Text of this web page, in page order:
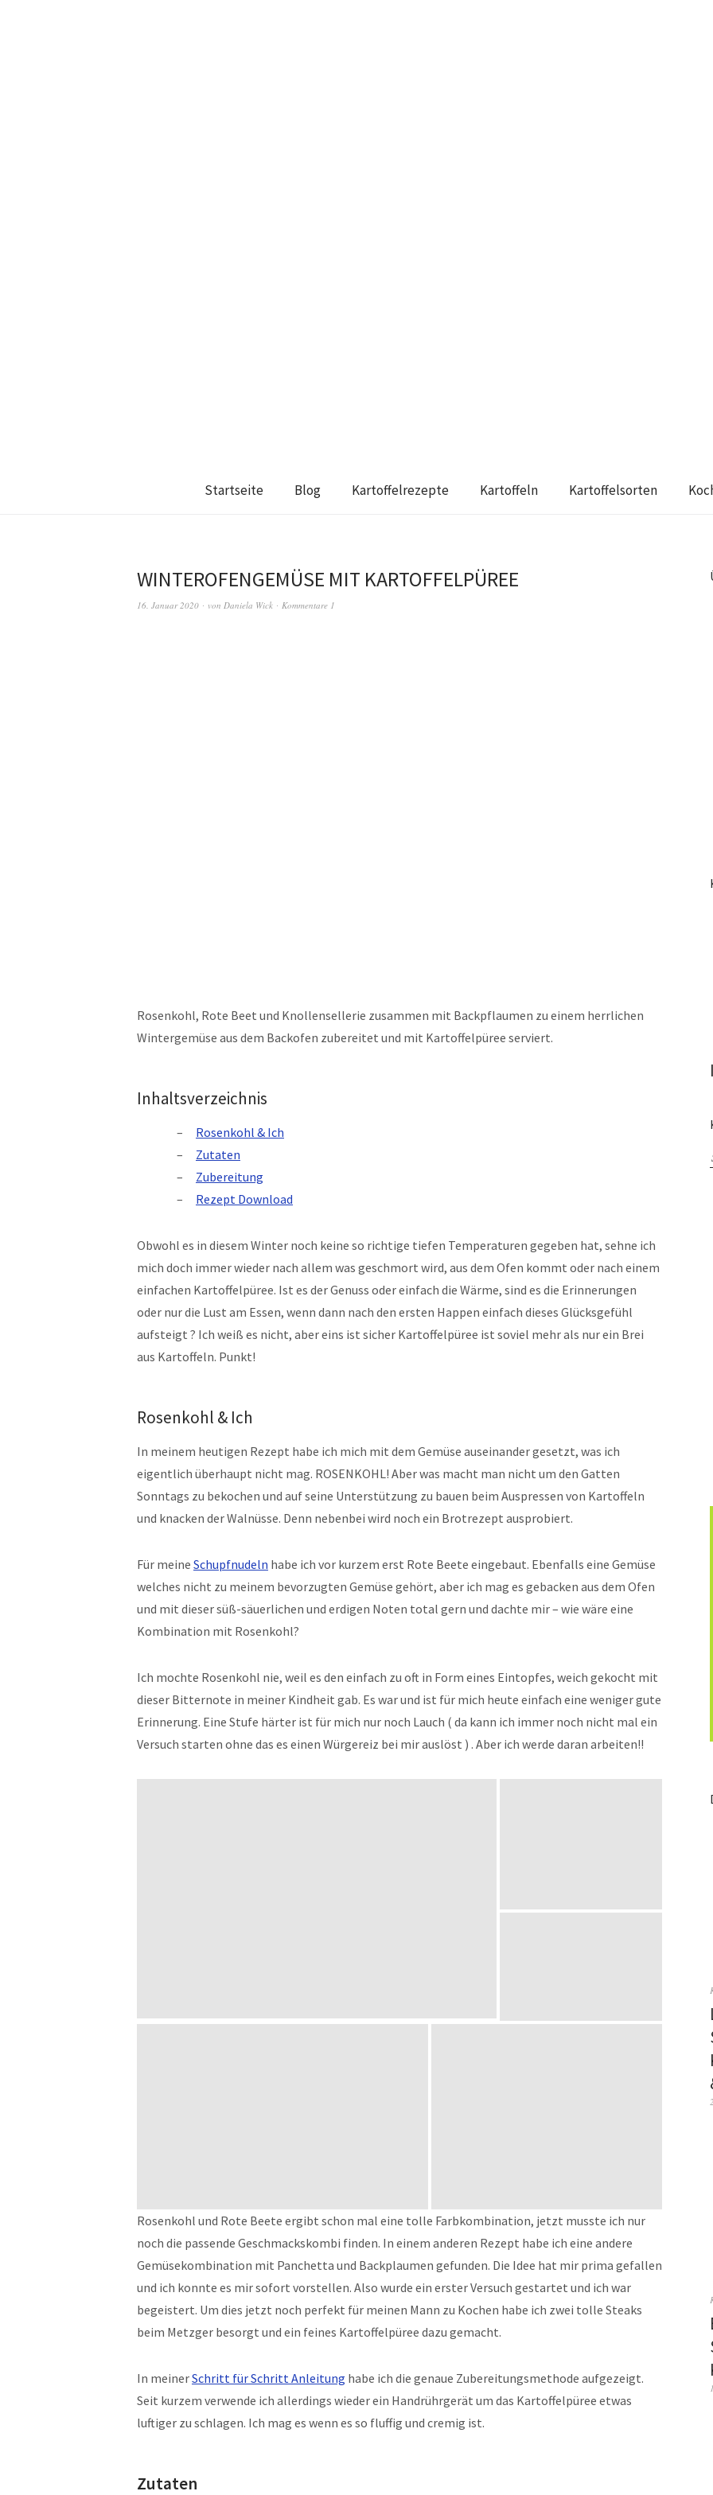
Startseite Blog Kartoffelrezepte Kartoffeln Kartoffelsorten
WINTEROFENGEMÜSE MIT KARTOFFELPÜREE
16. Januar 2020 von Daniela Wick Kommentare 1
Rosenkohl, Rote Beet und Knollensellerie zusammen mit Backpflaumen zu einem herrlichen
Wintergemüse aus dem Backofen zubereitet und mit Kartoffelpüree serviert.
Inhaltsverzeichnis
Rosenkohl & Ich
Zutaten
Zubereitung
Rezept Download
Obwohl es in diesem Winter noch keine so richtige tiefen Temperaturen gegeben hat, sehne ich
mich doch immer wieder nach allem was geschmort wird, aus dem Ofen kommt oder nach einem
einfachen Kartoffelpüree. Ist es der Genuss oder einfach die Wärme, sind es die Erinnerungen
oder nur die Lust am Essen, wenn dann nach den ersten Happen einfach dieses Glücksgefühl
aufsteigt ? Ich weiß es nicht, aber eins ist sicher Kartoffelpüree ist soviel mehr als nur ein Brei
aus Kartoffeln. Punkt!
Rosenkohl & Ich
In meinem heutigen Rezept habe ich mich mit dem Gemüse auseinander gesetzt, was ich
eigentlich überhaupt nicht mag. ROSENKOHL! Aber was macht man nicht um den Gatten
Sonntags zu bekochen und auf seine Unterstützung zu bauen beim Auspressen von Kartoffeln
und knacken der Walnüsse. Denn nebenbei wird noch ein Brotrezept ausprobiert.
Für meine Schupfnudeln habe ich vor kurzem erst Rote Beete eingebaut. Ebenfalls eine Gemüse
welches nicht zu meinem bevorzugten Gemüse gehört, aber ich mag es gebacken aus dem Ofen
und mit dieser süß-säuerlichen und erdigen Noten total gern und dachte mir – wie wäre eine
Kombination mit Rosenkohl?
Ich mochte Rosenkohl nie, weil es den einfach zu oft in Form eines Eintopfes, weich gekocht mit
dieser Bitternote in meiner Kindheit gab. Es war und ist für mich heute einfach eine weniger gute
Erinnerung. Eine Stufe härter ist für mich nur noch Lauch ( da kann ich immer noch nicht mal ein
Versuch starten ohne das es einen Würgereiz bei mir auslöst ) . Aber ich werde daran arbeiten!!
Rosenkohl und Rote Beete ergibt schon mal eine tolle Farbkombination, jetzt musste ich nur
noch die passende Geschmackskombi finden. In einem anderen Rezept habe ich eine andere
Gemüsekombination mit Panchetta und Backplaumen gefunden. Die Idee hat mir prima gefallen
und ich konnte es mir sofort vorstellen. Also wurde ein erster Versuch gestartet und ich war
begeistert. Um dies jetzt noch perfekt für meinen Mann zu Kochen habe ich zwei tolle Steaks
beim Metzger besorgt und ein feines Kartoffelpüree dazu gemacht.
In meinerSchritt für Schritt Anleitung habe ich die genaue Zubereitungsmethode aufgezeigt.
Seit kurzem verwende ich allerdings wieder ein Handrührgerät um das Kartoffelpüree etwas
luftiger zu schlagen. Ich mag es wenn es so fluffig und cremig ist.
Zutaten